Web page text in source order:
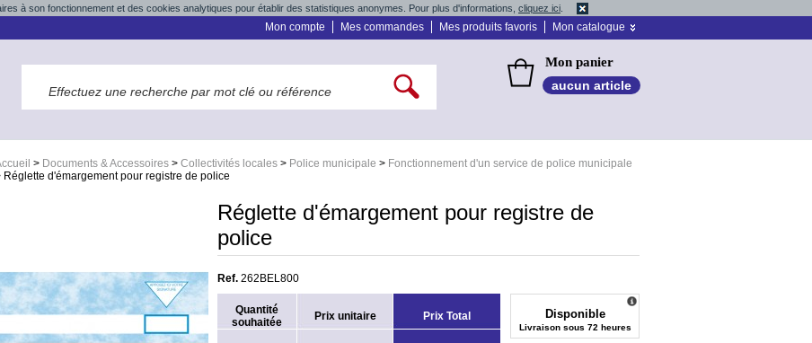
à son fonctionnement et des cookies analytiques pour établir des statistiques anonymes. Pour plus d'informations, cliquez ici
Mon compte Mes commandes Mes produits favoris Mon catalogue
Mon panier
aucun article
> Documents & Accessoires > Collectivités locales > Police municipale > Fonctionnement d'un service de police municipale
Réglette d'émargement pour registre de police
Réglette d'émargement pour registre de
police
Ref. 262BEL800
Quantité
souhaitée
Prix unitaire Prix Total Disponible
Livraison sous 72 heures